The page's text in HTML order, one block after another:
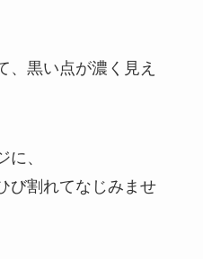
、黒い点が濃く見え
、
び割れてなじみませ